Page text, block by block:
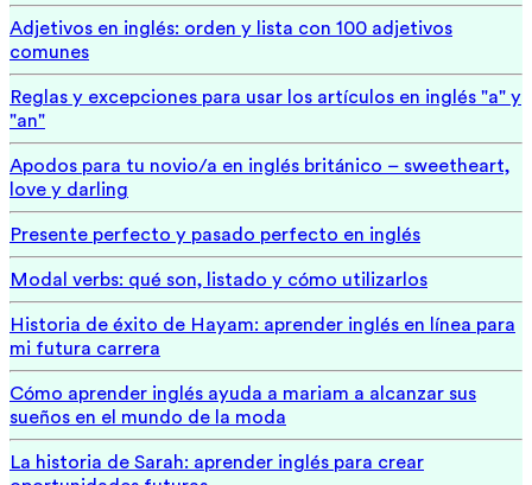
Adjetivos en inglés: orden y lista con 100 adjetivos
comunes
Reglas y excepciones para usar los artículos en inglés "a" y
"an"
Apodos para tu novio/a en inglés británico – sweetheart,
love y darling
Presente perfecto y pasado perfecto en inglés
Modal verbs: qué son, listado y cómo utilizarlos
Historia de éxito de Hayam: aprender inglés en línea para
mi futura carrera
Cómo aprender inglés ayuda a mariam a alcanzar sus
sueños en el mundo de la moda
La historia de Sarah: aprender inglés para crear